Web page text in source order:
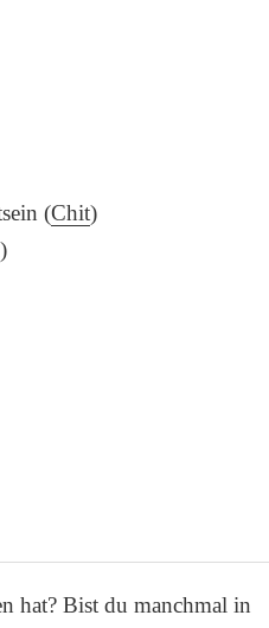
(Chit)
)
hat? Bist du manchmal in